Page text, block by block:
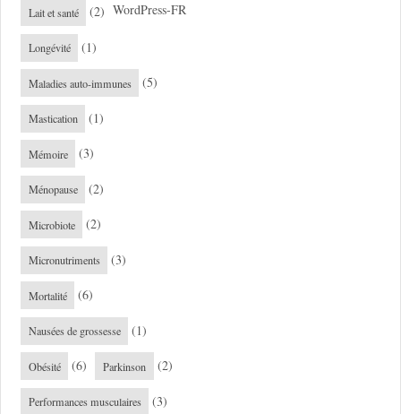
Lait et santé (2)
Longévité (1)
Maladies auto-immunes (5)
Mastication (1)
Mémoire (3)
Ménopause (2)
Microbiote (2)
Micronutriments (3)
Mortalité (6)
Nausées de grossesse (1)
Obésité (6) Parkinson (2)
Performances musculaires (3)
WordPress-FR